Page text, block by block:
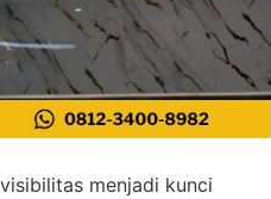
menjadi kunci